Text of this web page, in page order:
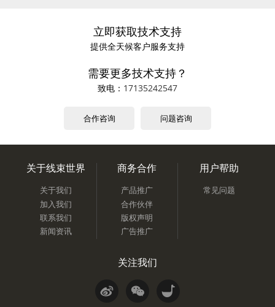
立即获取技术支持
提供全天候客户服务支持
需要更多技术支持？
致电： 17135242547
合作咨询 问题咨询
关于线束世界
关于我们
加入我们
联系我们
新闻资讯
商务合作
产品推广
合作伙伴
版权声明
广告推广
用户帮助
常见问题
关注我们